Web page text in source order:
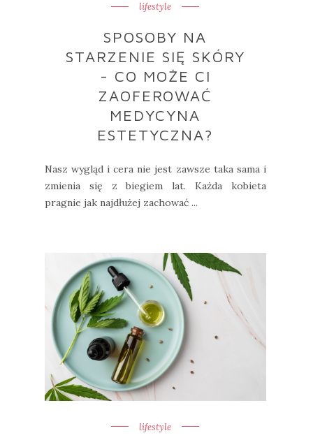
lifestyle
SPOSOBY NA
STARZENIE SIĘ SKÓRY
- CO MOŻE CI
ZAOFEROWAĆ
MEDYCYNA
ESTETYCZNA?
Nasz wygląd i cera nie jest zawsze taka sama i
zmienia się z biegiem lat. Każda kobieta
pragnie jak najdłużej zachować ...
lifestyle